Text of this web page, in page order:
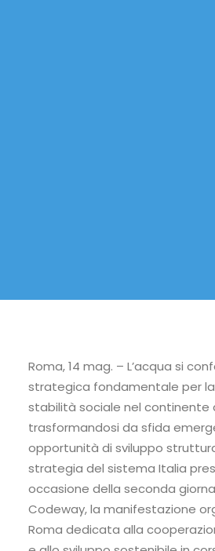
Roma, 14 mag. – L’acqua si
strategica fondamentale per
stabilità sociale nel continente
trasformandosi da sfida
opportunità di sviluppo
strategia del sistema Italia
occasione della seconda
Codeway, la manifestazione
Roma dedicata alla